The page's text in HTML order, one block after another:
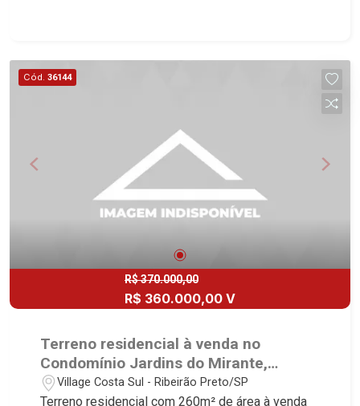
1051 - Alto da Boa Vista | Ribeirão Preto.
Cód. 36144
R$ 370.000,00
R$ 360.000,00 V
Terreno residencial à venda no
Condomínio Jardins do Mirante,
próximo ao Parque Olhos D`água -
Ribeirão Preto/SP.
Village Costa Sul - Ribeirão Preto/SP
Terreno residencial com 260m² de área à venda